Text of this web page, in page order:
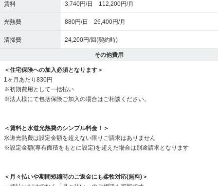
賃料 3,740円/日 112,200円/月
光熱費 880円/日 26,400円/月
清掃費 24,200円/回(契約時)
その他費用
＜住宅保険への加入必須となります＞
1ヶ月あたり830円
※初期費用として一括払い
※法人様にて包括保険ご加入の場合はご相談ください。
＜賃料と水道光熱費のシンプル料金！＞
水道光熱費は設定金額を超えない限りご請求はありません
※設定金額(専有面積をもとに設定)を超えた場合は別途請求となります
＜月々払いや期間短縮時のご返金にも柔軟対応(無料)＞